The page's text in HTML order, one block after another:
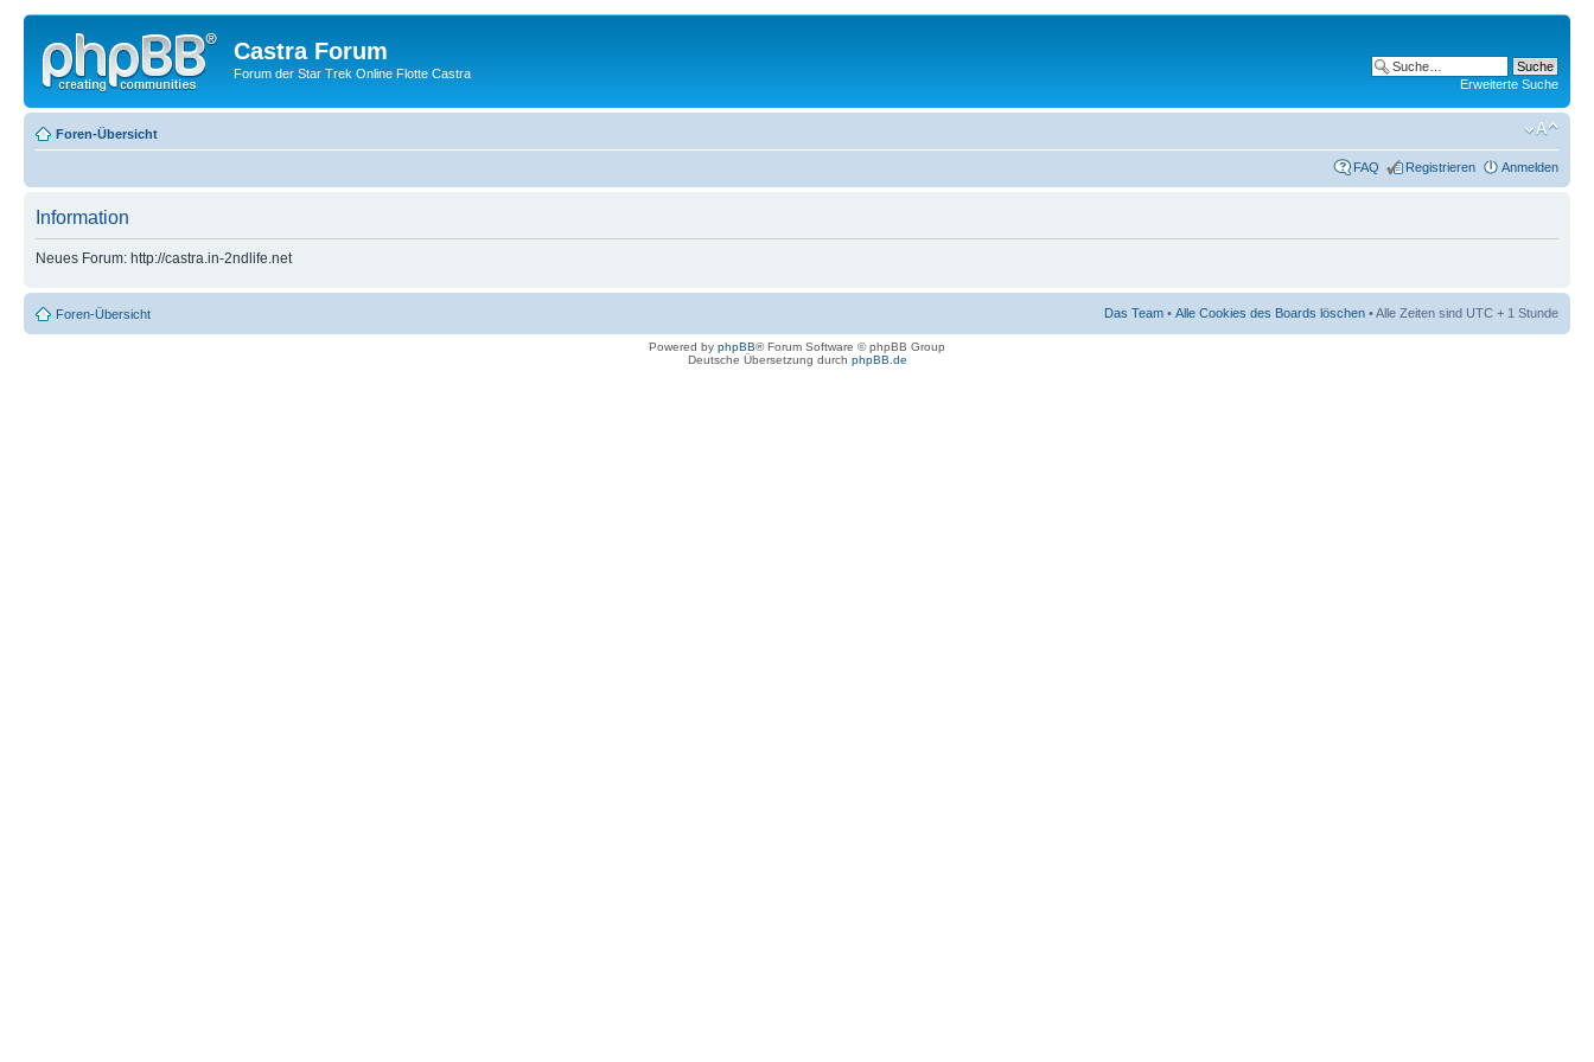
Castra Forum
Forum der Star Trek Online Flotte Castra
Erweiterte Suche
Foren-Übersicht
FAQ Registrieren Anmelden
Information
Neues Forum: http://castra.in-2ndlife.net
Foren-Übersicht Das Team • Alle Cookies des Boards löschen • Alle Zeiten sind UTC + 1 Stunde
Powered by phpBB® Forum Software © phpBB Group
Deutsche Übersetzung durch phpBB.de